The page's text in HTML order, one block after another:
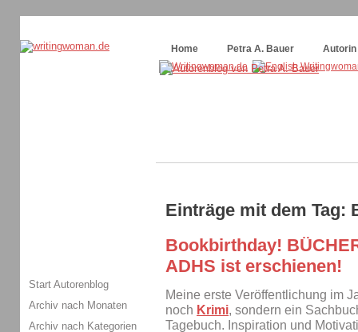
Home
Petra A. Bauer Autorin
Einträge mit dem Tag:
Bookbirthday!
ADHS ist erschienen!
Meine erste Veröffentlichung im
noch Krimi, sondern ein
Tagebuch. Inspiration und
Start Autorenblog
Archiv nach Monaten
Archiv nach Kategorien